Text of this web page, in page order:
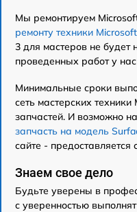
Мы ремонтируем
ремонту техники Microsoft
3 для мастеров не
проведенных работ у
Минимальные сроки
сеть мастерских
запчастей. И возможно
запчасть на модель
сайте - предоставляется
Знаем свое дело
Будьте уверены в
с уверенностью